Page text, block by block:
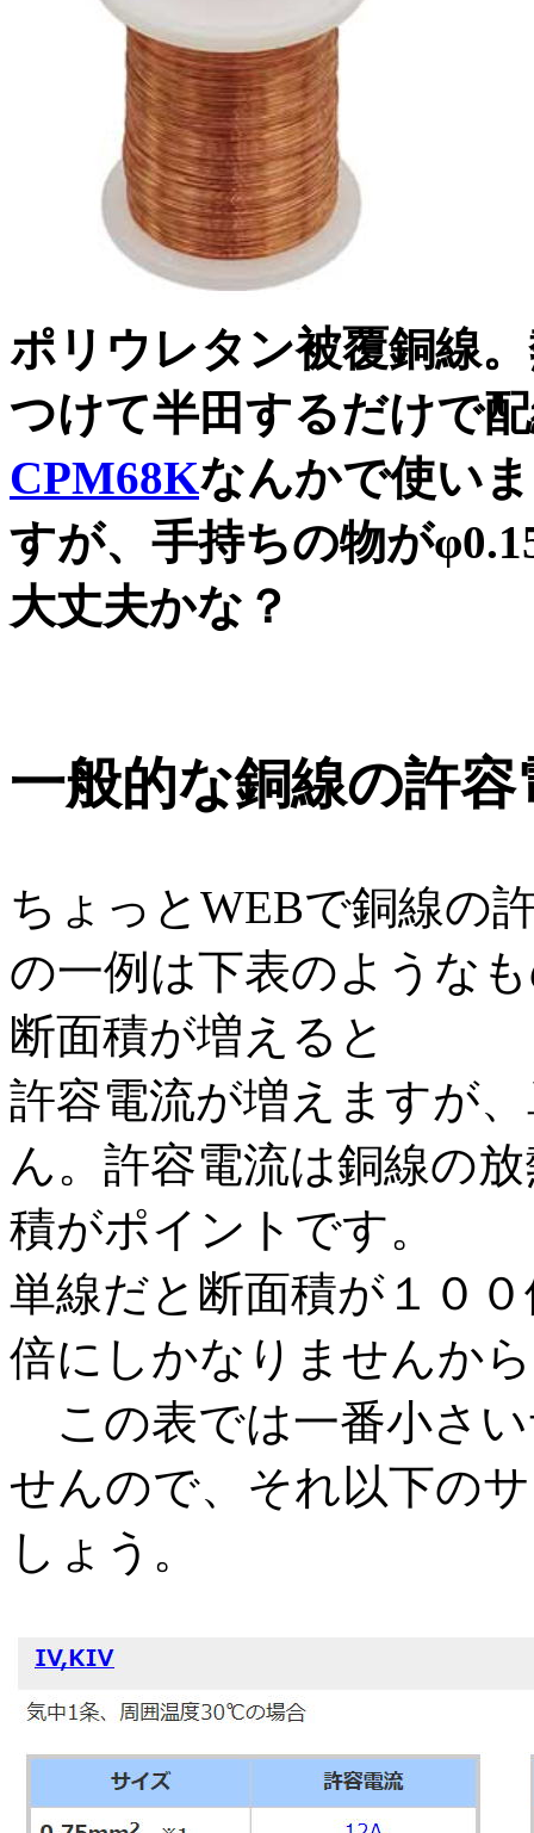
ポリウレタン被覆銅線
つけて半田するだけで
CPM68Kなんかで使い
すが、手持ちの物が
大丈夫かな？
一般的な銅線の許容
ちょっとWEBで銅線の
の一例は下表のような
断面積が増えると
許容電流が増えますが
ん。許容電流は銅線の
積がポイントです。
単線だと断面積が１０
倍にしかなりませんか
この表では一番小さい
せんので、それ以下の
しょう。